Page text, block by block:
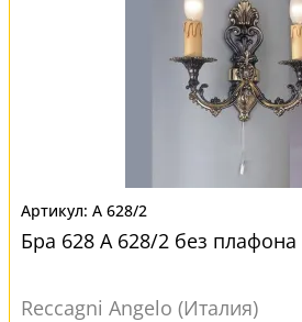
A 628/2
Бра 628 A 628/2 без плафона
Reccagni Angelo (Италия)